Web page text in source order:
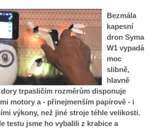
Bezmála
kapesní
dron Syma
W1 vypadá
moc
slibně,
hlavně
trpasličím rozměrům disponuje
motory a - přinejmenším papírově - i
výkony, než jiné stroje téhle velikosti.
testu jsme ho vybalili z krabice a